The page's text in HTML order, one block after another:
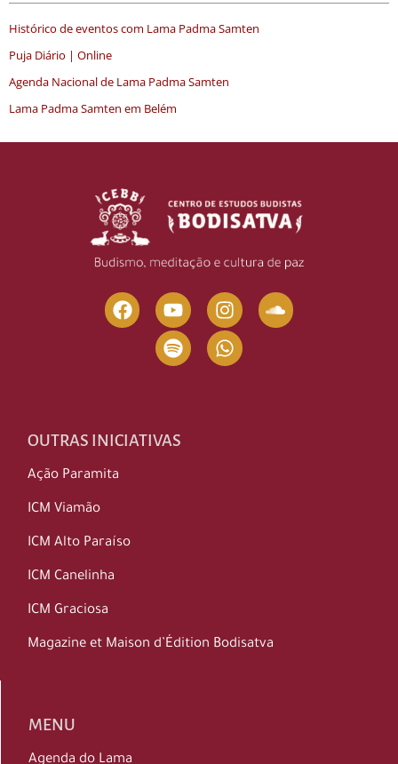
Histórico de eventos com Lama Padma Samten
Puja Diário | Online
Agenda Nacional de Lama Padma Samten
Lama Padma Samten em Belém
OUTRAS INICIATIVAS
Ação Paramita
ICM Viamão
ICM Alto Paraíso
ICM Canelinha
ICM Graciosa
Magazine et Maison d’Édition Bodisatva
MENU
Agenda do Lama